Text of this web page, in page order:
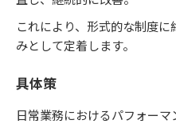
これにより、形式的な制度
みとして定着します。
具体策
日常業務におけるパフォー